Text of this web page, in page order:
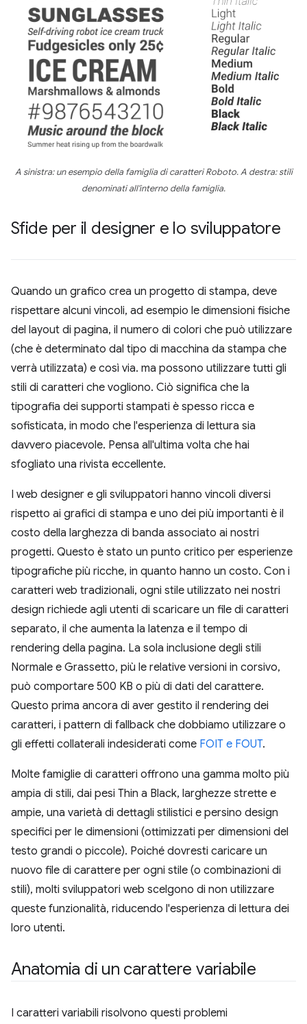
A sinistra: un esempio della famiglia di caratteri Roboto. A destra: stili
denominati all'interno della famiglia.
Sfide per il designer e lo sviluppatore
Quando un grafico crea un progetto di stampa, deve
rispettare alcuni vincoli, ad esempio le dimensioni fisiche
del layout di pagina, il numero di colori che può utilizzare
(che è determinato dal tipo di macchina da stampa che
verrà utilizzata) e così via. ma possono utilizzare tutti gli
stili di caratteri che vogliono. Ciò significa che la
tipografia dei supporti stampati è spesso ricca e
sofisticata, in modo che l'esperienza di lettura sia
davvero piacevole. Pensa all'ultima volta che hai
sfogliato una rivista eccellente.
I web designer e gli sviluppatori hanno vincoli diversi
rispetto ai grafici di stampa e uno dei più importanti è il
costo della larghezza di banda associato ai nostri
progetti. Questo è stato un punto critico per esperienze
tipografiche più ricche, in quanto hanno un costo. Con i
caratteri web tradizionali, ogni stile utilizzato nei nostri
design richiede agli utenti di scaricare un file di caratteri
separato, il che aumenta la latenza e il tempo di
rendering della pagina. La sola inclusione degli stili
Normale e Grassetto, più le relative versioni in corsivo,
può comportare 500 KB o più di dati del carattere.
Questo prima ancora di aver gestito il rendering dei
caratteri, i pattern di fallback che dobbiamo utilizzare o
gli effetti collaterali indesiderati come FOIT e FOUT.
Molte famiglie di caratteri offrono una gamma molto più
ampia di stili, dai pesi Thin a Black, larghezze strette e
ampie, una varietà di dettagli stilistici e persino design
specifici per le dimensioni (ottimizzati per dimensioni del
testo grandi o piccole). Poiché dovresti caricare un
nuovo file di carattere per ogni stile (o combinazioni di
stili), molti sviluppatori web scelgono di non utilizzare
queste funzionalità, riducendo l'esperienza di lettura dei
loro utenti.
Anatomia di un carattere variabile
I caratteri variabili risolvono questi problemi